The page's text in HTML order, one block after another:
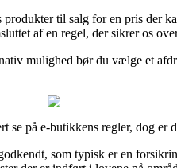
til salg for en pris der
af en regel, der sikrer os
mulighed bør du vælge et
på e-butikkens regler, dog er
som typisk er en